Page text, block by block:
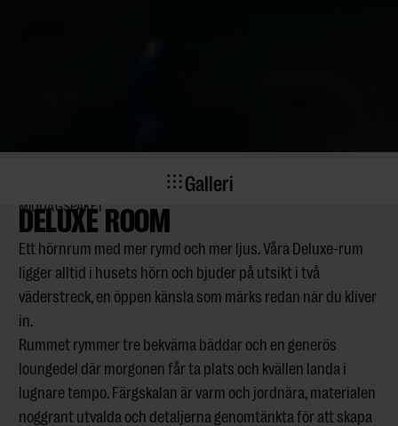
Galleri
DELUXE ROOM
MIDDAGSPAKET
Ett hörnrum med mer rymd och mer ljus. Våra Deluxe-rum
ligger alltid i husets hörn och bjuder på utsikt i två
väderstreck, en öppen känsla som märks redan när du kliver
in.
Rummet rymmer tre bekväma bäddar och en generös
loungedel där morgonen får ta plats och kvällen landa i
lugnare tempo. Färgskalan är varm och jordnära, materialen
noggrant utvalda och detaljerna genomtänkta för att skapa